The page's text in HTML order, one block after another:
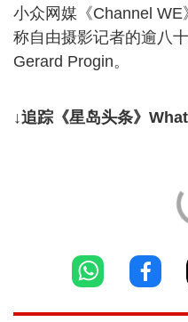
小众网媒《Channel
称自由摄影记者的逾八
Gerard Progin。
↓追踪《星岛头条》